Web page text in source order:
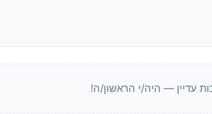
עדיין — היה/י הראשון/ה!